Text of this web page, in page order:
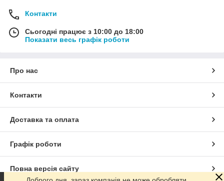
Контакти
Сьогодні працює з 10:00 до 18:00
Показати весь графік роботи
Про нас
Контакти
Доставка та оплата
Графік роботи
Повна версія сайту